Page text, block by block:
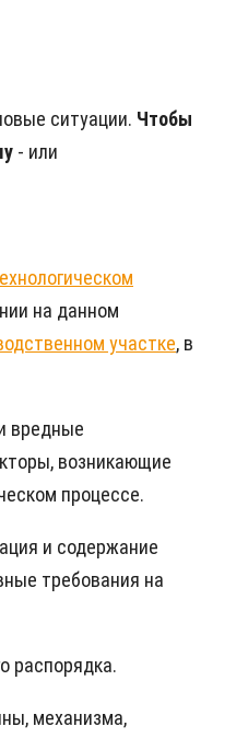
ситуации. Чтобы
- или
на данном
участке, в
вредные
возникающие
процессе.
и содержание
требования на
распорядка.
механизма,